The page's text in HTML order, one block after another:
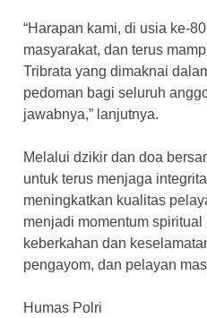
“Harapan kami, di usia ke-
masyarakat, dan terus
Tribrata yang dimaknai
pedoman bagi seluruh
jawabnya,” lanjutnya.
Melalui dzikir dan doa
untuk terus menjaga
meningkatkan kualitas
menjadi momentum
keberkahan dan
pengayom, dan pelayan
Humas Polri